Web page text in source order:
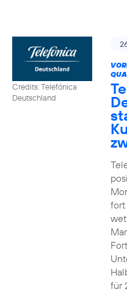
Credits: Telefónica
Deutschland
fort
für